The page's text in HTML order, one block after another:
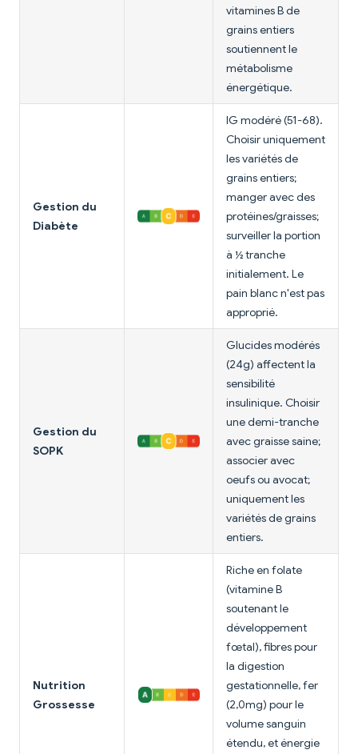
vitamines B de
grains entiers
soutiennent le
métabolisme
énergétique.
Gestion du
Diabète
IG modéré (51-68).
Choisir uniquement
les variétés de
grains entiers;
manger avec des
protéines/graisses;
surveiller la portion
à ½ tranche
initialement. Le
pain blanc n'est pas
approprié.
Gestion du
SOPK
Glucides modérés
(24g) affectent la
sensibilité
insulinique. Choisir
une demi-tranche
avec graisse saine;
associer avec
oeufs ou avocat;
uniquement les
variétés de grains
entiers.
Nutrition
Grossesse
Riche en folate
(vitamine B
soutenant le
développement
fœtal), fibres pour
la digestion
gestationnelle, fer
(2,0mg) pour le
volume sanguin
étendu, et énergie